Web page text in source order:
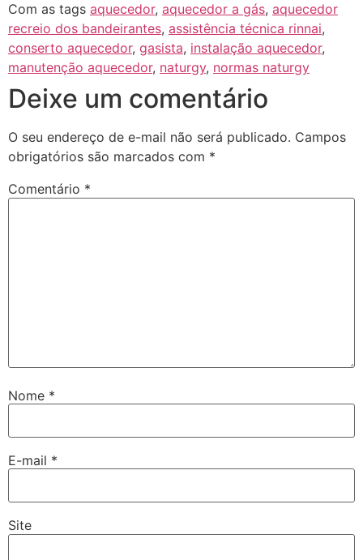
Com as tags aquecedor, aquecedor a gás, aquecedor
recreio dos bandeirantes, assistência técnica rinnai,
conserto aquecedor, gasista, instalação aquecedor,
manutenção aquecedor, naturgy, normas naturgy
Deixe um comentário
O seu endereço de e-mail não será publicado. Campos
obrigatórios são marcados com *
Comentário *
Nome *
E-mail *
Site